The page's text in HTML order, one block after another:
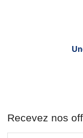
Recevez nos